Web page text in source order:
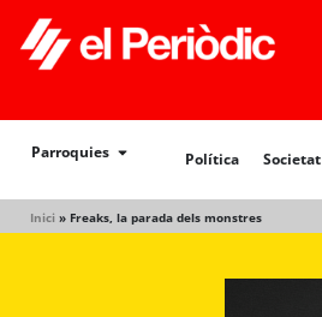
Parroquies Política Societat
Inici » Freaks, la parada dels monstres
Política Societat